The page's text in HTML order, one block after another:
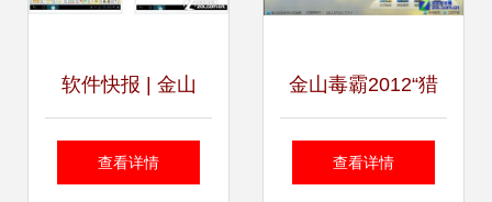
软件快报 | 金山
WPS天天记事本新
查看详情
金山毒霸2012“猎
豹”SP5.0更新发布
查看详情